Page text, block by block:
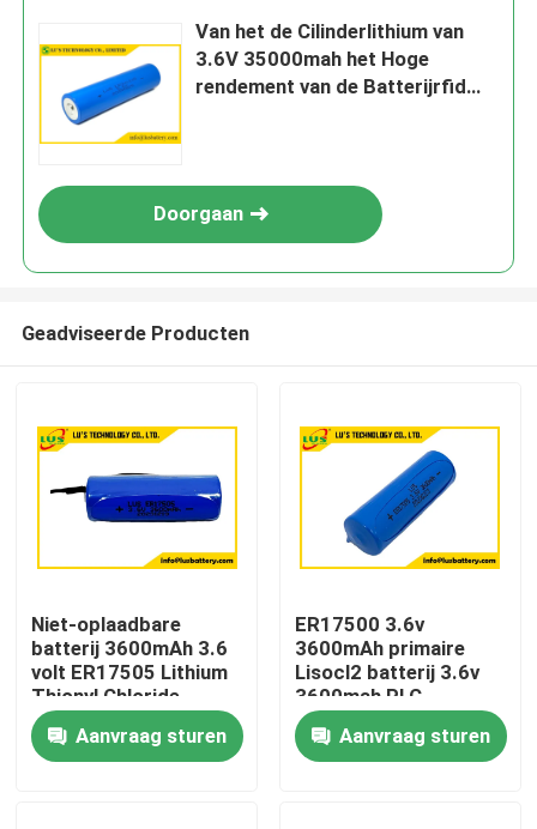
Huis
Producten
Van het de Cilinderlithium van
3.6V 35000mah het Hoge
rendement van de Batterijrfid
Doorgaan
Geadviseerde Producten
Niet-oplaadbare
batterij 3600mAh 3.6
volt ER17505 Lithium
Thionyl Chloride
Aanvraag sturen
ER17500 3.6v
3600mAh primaire
Lisocl2 batterij 3.6v
3600mah PLC
Lithiumbatterij Pack
OEM Aanvraag sturen